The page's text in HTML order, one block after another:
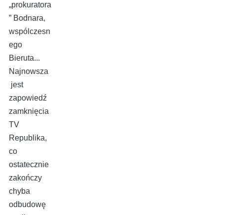
„prokuratora
” Bodnara,
wspólczesn
ego
Bieruta...
Najnowsza
jest
zapowiedź
zamknięcia
TV
Republika,
co
ostatecznie
zakończy
chyba
odbudowę